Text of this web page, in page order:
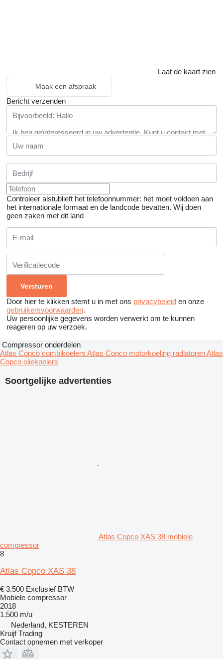
Laat de kaart zien
Maak een afspraak
Bericht verzenden
Controleer alstublieft het telefoonnummer: het moet voldoen aan
het internationale formaat en de landcode bevatten. Wij doen
geen zaken met dit land
Door hier te klikken stemt u in met ons privacybeleid en onze
gebruikersvoorwaarden.
Uw persoonlijke gegevens worden verwerkt om te kunnen
reageren op uw verzoek.
Soortgelijke advertenties
Atlas Copco XAS 38 mobiele
compressor
8
Atlas Copco XAS 38
€ 3.500 Exclusief BTW
Mobiele compressor
2018
1.500 m/u
Nederland, KESTEREN
Kruijf Trading
Contact opnemen met verkoper
Compressor onderdelen
Atlas Copco combikoelers Atlas Copco motorkoeling radiatorenAtlas
Copco oliekoelers